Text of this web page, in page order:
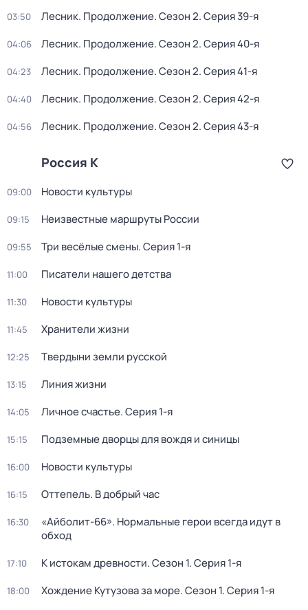
03:50 Лесник. Продолжение. Сезон 2. Серия 39-я
04:06 Лесник. Продолжение. Сезон 2. Серия 40-я
04:23 Лесник. Продолжение. Сезон 2. Серия 41-я
04:40 Лесник. Продолжение. Сезон 2. Серия 42-я
04:56 Лесник. Продолжение. Сезон 2. Серия 43-я
Россия К
09:00 Новости культуры
09:15 Неизвестные маршруты России
09:55 Три весёлые смены. Серия 1-я
11:00 Писатели нашего детства
11:30 Новости культуры
11:45 Хранители жизни
12:25 Твердыни земли русской
13:15 Линия жизни
14:05 Личное счастье. Серия 1-я
15:15 Подземные дворцы для вождя и синицы
16:00 Новости культуры
16:15 Оттепель. В добрый час
16:30
«Айболит-66». Нормальные герои всегда идут в
обход
17:10 К истокам древности. Сезон 1. Серия 1-я
18:00 Хождение Кутузова за море. Сезон 1. Серия 1-я